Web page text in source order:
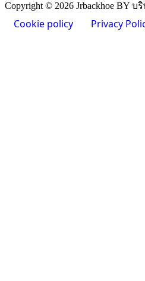
Copyright © 2026 Jrbackhoe BY
Cookie policy Privacy